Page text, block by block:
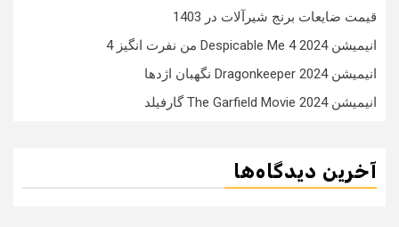
قیمت ضایعات برنج شیرآلات در 1403
انیمیشن Despicable Me 4 2024 من نفرت انگیز 4
انیمیشن Dragonkeeper 2024 نگهبان اژدها
انیمیشن The Garfield Movie 2024 گارفیلد
آخرین دیدگاه‌ها